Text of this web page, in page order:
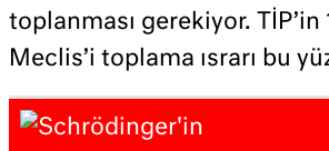
toplanması gerekiyor. TİP’in
Meclis’i toplama ısrarı bu